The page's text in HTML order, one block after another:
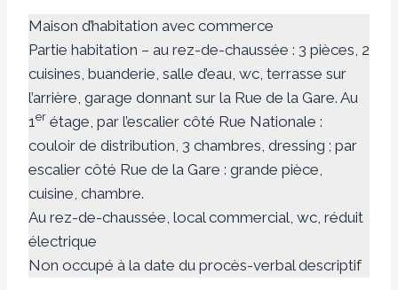
Maison d’habitation avec commerce
Partie habitation – au rez-de-chaussée : 3 pièces, 2
cuisines, buanderie, salle d’eau, wc, terrasse sur
l’arrière, garage donnant sur la Rue de la Gare. Au
1 er étage, par l’escalier côté Rue Nationale :
couloir de distribution, 3 chambres, dressing ; par
escalier côté Rue de la Gare : grande pièce,
cuisine, chambre.
Au rez-de-chaussée, local commercial, wc, réduit
électrique
Non occupé à la date du procès-verbal descriptif